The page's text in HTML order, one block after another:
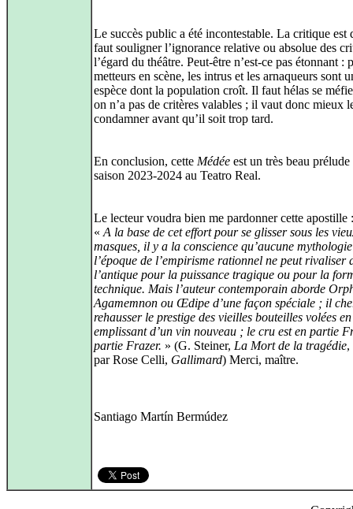
Le succès public a été incontestable. La critique est
faut souligner l’ignorance relative ou absolue des
l’égard du théâtre. Peut‑être n’est‑ce pas étonnant :
metteurs en scène, les intrus et les arnaqueurs sont
espèce dont la population croît. Il faut hélas se
on n’a pas de critères valables ; il vaut donc mieux
condamner avant qu’il soit trop tard.
En conclusion, cette Médée est un très beau prélude
saison 2023‑2024 au Teatro Real.
Le lecteur voudra bien me pardonner cette apostille :
« A la base de cet effort pour se glisser sous les
masques, il y a la conscience qu’aucune
l’époque de l’empirisme rationnel ne peut rivaliser
l’antique pour la puissance tragique ou pour la
technique. Mais l’auteur contemporain aborde
Agamemnon ou Œdipe d’une façon spéciale ; il
rehausser le prestige des vieilles bouteilles volées
emplissant d’un vin nouveau ; le cru est en partie
partie Frazer. » (G. Steiner, La Mort de la tragédie,
par Rose Celli, Gallimard) Merci, maître.
Santiago Martín Bermúdez